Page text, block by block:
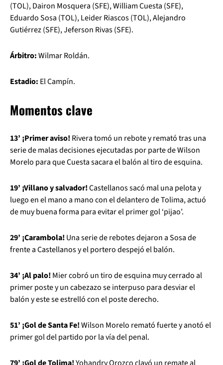
(TOL), Dairon Mosquera (SFE), William Cuesta (SFE),
Eduardo Sosa (TOL), Leider Riascos (TOL), Alejandro
Gutiérrez (SFE), Jeferson Rivas (SFE).
Árbitro:Wilmar Roldán.
Estadio: El Campín.
Momentos clave
13’ ¡Primer aviso! Rivera tomó un rebote y remató tras una
serie de malas decisiones ejecutadas por parte de Wilson
Morelo para que Cuesta sacara el balón al tiro de esquina.
19’ ¡Villano y salvador!Castellanos sacó mal una pelota y
luego en el mano a mano con el delantero de Tolima, actuó
de muy buena forma para evitar el primer gol ‘pijao’.
29’ ¡Carambola! Una serie de rebotes dejaron a Sosa de
frente a Castellanos y el portero despejó el balón.
34’ ¡Al palo! Mier cobró un tiro de esquina muy cerrado al
primer poste y un cabezazo se interpuso para desviar el
balón y este se estrelló con el poste derecho.
51’ ¡Gol de Santa Fe!Wilson Morelo remató fuerte y anotó el
primer gol del partido por la vía del penal.